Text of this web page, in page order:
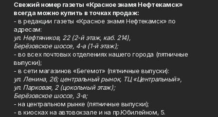
Свежий номер газеты «Красное знамя Нефтекамск»
всегда можно купить в точках продаж:
- в редакции газеты «Красное знамя Нефтекамск» по
адресам:
ул. Нефтяников, 22 (2-й этаж, каб. 214),
Берёзовское шоссе, 4-а (1-й этаж);
- во всех почтовых отделениях нашего города (пятничные
выпуски);
- в сети магазинов «Бегемот» (пятничные выпуски):
ул. Ленина, 26; центральный рынок, ТЦ «Центральный»,
ул. Парковая, 2 (цокольный этаж);
Берёзовское шоссе, 3-в;
- на центральном рынке (пятничные выпуски);
- в киосках на автовокзале и на пр.Юбилейном, 5.